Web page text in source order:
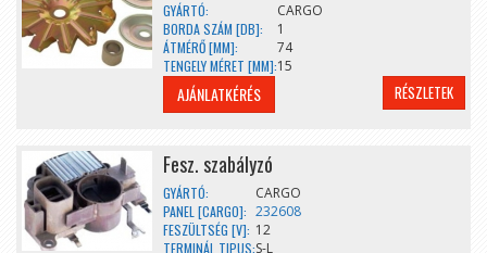
GYÁRTÓ:
CARGO
BORDA SZÁM [DB]:
1
ÁTMÉRŐ [MM]:
74
TENGELY MÉRET [MM]:15
AJÁNLATKÉRÉS RÉSZLETEK
Fesz. szabályzó
GYÁRTÓ:
CARGO
PANEL [CARGO]: 232608
FESZÜLTSÉG [V]: 12
TERMINÁL TIPUS:S-L